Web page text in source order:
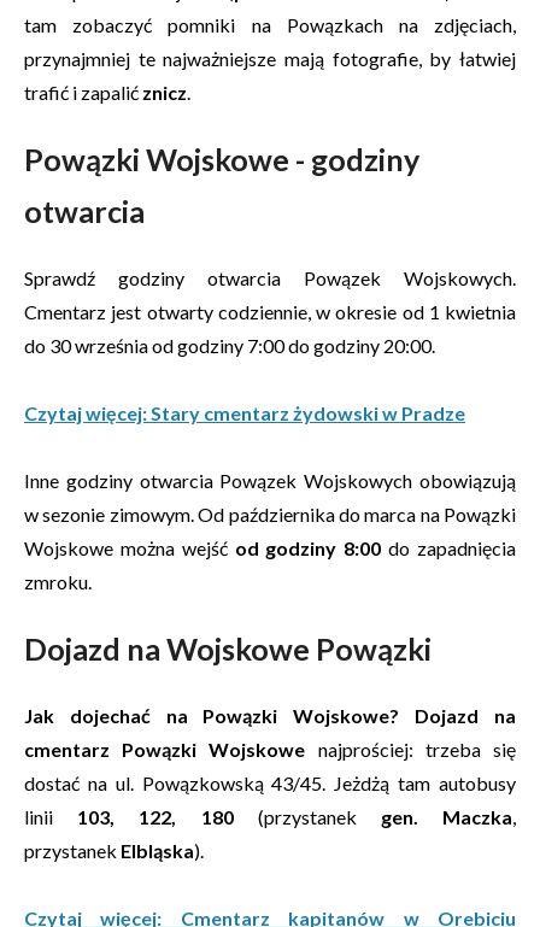
tam zobaczyć pomniki na Powązkach na zdjęciach,
przynajmniej te najważniejsze mają fotografie, by łatwiej
trafić i zapalić znicz.
Powązki Wojskowe - godziny
otwarcia
Sprawdź godziny otwarcia Powązek Wojskowych.
Cmentarz jest otwarty codziennie, w okresie od 1 kwietnia
do 30 września od godziny 7:00 do godziny 20:00.
Czytaj więcej: Stary cmentarz żydowski w Pradze
Inne godziny otwarcia Powązek Wojskowych obowiązują
w sezonie zimowym. Od października do marca na Powązki
Wojskowe można wejść od godziny 8:00 do zapadnięcia
zmroku.
Dojazd na Wojskowe Powązki
Jak dojechać na Powązki Wojskowe?
Dojazd na
cmentarz Powązki Wojskowe najprościej: trzeba się
dostać na ul. Powązkowską 43/45. Jeżdżą tam autobusy
linii 103, 122, 180(przystanek gen. Maczka,
przystanek Elbląska).
Czytaj więcej: Cmentarz kapitanów w Orebiciu